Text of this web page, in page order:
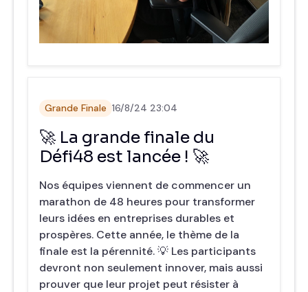
Grande Finale 16/8/24 23:04
🚀 La grande finale du
Défi48 est lancée ! 🚀
Nos équipes viennent de commencer un
marathon de 48 heures pour transformer
leurs idées en entreprises durables et
prospères. Cette année, le thème de la
finale est la pérennité. 💡 Les participants
devront non seulement innover, mais aussi
prouver que leur projet peut résister à